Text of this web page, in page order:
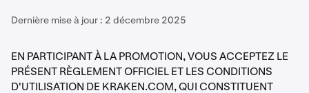
Dernière mise à jour : 2 décembre 2025
EN PARTICIPANT À LA PROMOTION, VOUS ACCEPTEZ LE
PRÉSENT RÈGLEMENT OFFICIEL ET LES CONDITIONS
D'UTILISATION DE KRAKEN.COM, QUI CONSTITUENT